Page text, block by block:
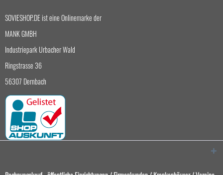
SOVIESHOP.DE ist eine Onlinemarke der
MANK GMBH
Industriepark Urbacher Wald
Ringstrasse 36
56307 Dernbach